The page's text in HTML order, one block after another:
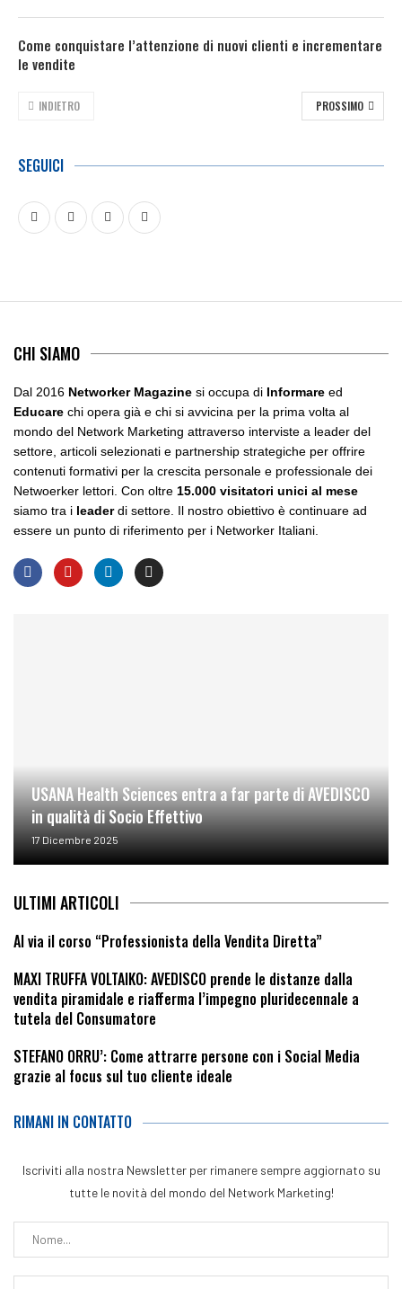
Come conquistare l’attenzione di nuovi clienti e incrementare
le vendite
INDIETRO PROSSIMO
SEGUICI
CHI SIAMO
Dal 2016 Networker Magazine si occupa di Informare ed
Educare chi opera già e chi si avvicina per la prima volta al
mondo del Network Marketing attraverso interviste a leader del
settore, articoli selezionati e partnership strategiche per offrire
contenuti formativi per la crescita personale e professionale dei
Netwoerker lettori. Con oltre 15.000 visitatori unici al mese
siamo tra i leaderdi settore. Il nostro obiettivo è continuare ad
essere un punto di riferimento per i Networker Italiani.
USANA Health Sciences entra a far parte di AVEDISCO
in qualità di Socio Effettivo
17 Dicembre 2025
ULTIMI ARTICOLI
Al via il corso “Professionista della Vendita Diretta”
MAXI TRUFFA VOLTAIKO: AVEDISCO prende le distanze dalla
vendita piramidale e riafferma l’impegno pluridecennale a
tutela del Consumatore
STEFANO ORRU’: Come attrarre persone con i Social Media
grazie al focus sul tuo cliente ideale
RIMANI IN CONTATTO
Iscriviti alla nostra Newsletter per rimanere sempre aggiornato su
tutte le novità del mondo del Network Marketing!